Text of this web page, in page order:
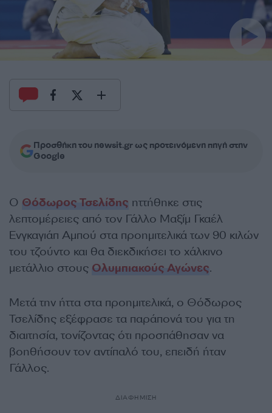
Προσθήκη του newsit.gr ως προτεινόμενη πηγή στην
Google
Ο Θόδωρος Τσελίδης ηττήθηκε στις
λεπτομέρειες από τον Γάλλο Μαξίμ Γκαέλ
Ενγκαγιάπ Αμπού στα προημιτελικά των 90 κιλών
του τζούντο και θα διεκδικήσει το χάλκινο
μετάλλιο στους Ολυμπιακούς Αγώνες.
Μετά την ήττα στα προημιτελικά, ο Θόδωρος
Τσελίδης εξέφρασε τα παράπονά του για τη
διαιτησία, τονίζοντας ότι προσπάθησαν να
βοηθήσουν τον αντίπαλό του, επειδή ήταν
Γάλλος.
ΔΙΑΦΗΜΙΣΗ